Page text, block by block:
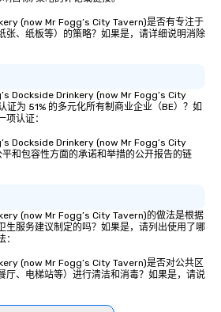
(now Mr Fogg’s City Tavern)是否有专注于
张、纸板等）的策略？如果是，请详细说明消除
Dockside Drinkery (now Mr Fogg’s City
为 51% 的多元化所有制商业企业（BE）？如
认证：
Dockside Drinkery (now Mr Fogg’s City
和包容性方面的承诺和举措的公开报告的链
(now Mr Fogg’s City Tavern)的做法是根据
生服务建议制定的吗？如果是，请列出使用了哪
(now Mr Fogg’s City Tavern)是否对公共区
厅、电梯站等）进行清洁和消毒？如果是，请说